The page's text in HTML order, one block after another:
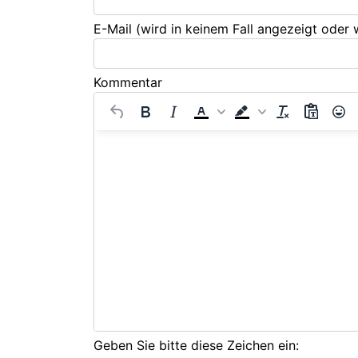
E-Mail (wird in keinem Fall angezeigt oder
Kommentar
Geben Sie bitte diese Zeichen ein: